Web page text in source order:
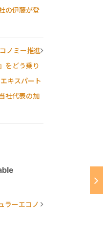
の伊藤が登
ノミー推進
をどう乗り
キスパート
社代表の加
ラーエコノ